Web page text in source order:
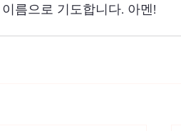
름으로 기도합니다. 아멘!